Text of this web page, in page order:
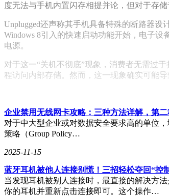
度无法与手机内置闪存相提并论，但对于存
Unplugged还声称其手机具备特殊的断路器
Windows 8引入的快速启动功能开始，电子
电源。
对于这一“关机不彻底”现象，消费者无需过
程访问内部存储。然而，这一现象确实可能
企业禁用无线网卡攻略：三种方法详解，第
对于中大型企业或对数据安全要求高的单位
策略（Group Policy…
2025-11-15
蓝牙耳机被他人连接别慌！三招轻松夺回“控
当发现耳机被别人连接时，最直接的解决方
你的耳机并重新点击连接即可。这个操作…